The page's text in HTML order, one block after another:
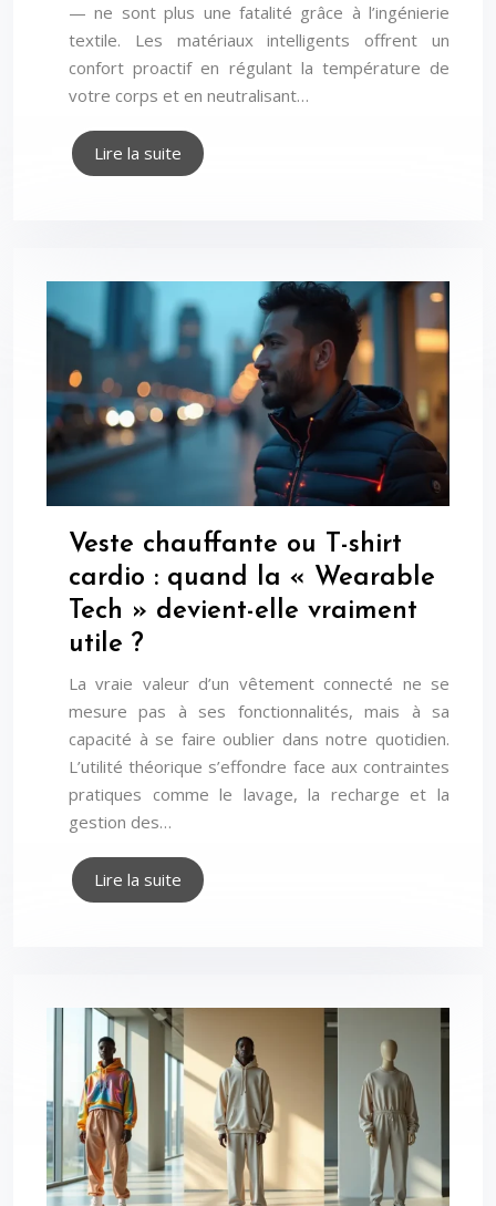
— ne sont plus une fatalité grâce à l’ingénierie
textile. Les matériaux intelligents offrent un
confort proactif en régulant la température de
votre corps et en neutralisant…
Lire la suite
Veste chauffante ou T-shirt
cardio : quand la « Wearable
Tech » devient-elle vraiment
utile ?
La vraie valeur d’un vêtement connecté ne se
mesure pas à ses fonctionnalités, mais à sa
capacité à se faire oublier dans notre quotidien.
L’utilité théorique s’effondre face aux contraintes
pratiques comme le lavage, la recharge et la
gestion des…
Lire la suite